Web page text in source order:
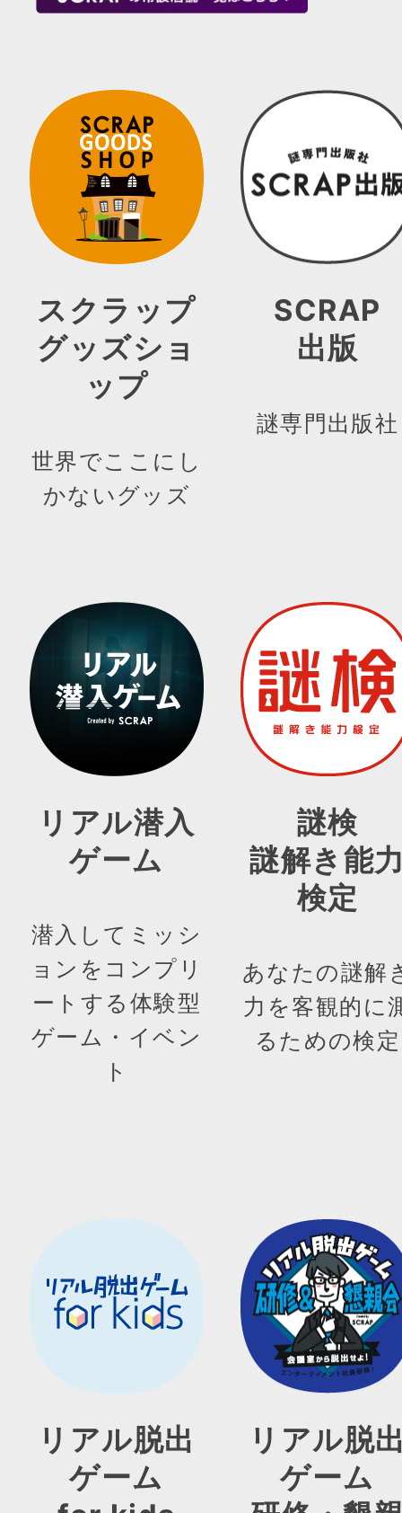
スクラップ
グッズショ
ップ
世界でここにし
かないグッズ
SCRAP
出版
謎専門出版社
リアル潜入
ゲーム
潜入してミッシ
ョンをコンプリ
ートする体験型
ゲーム・イベン
ト
謎検
謎解き能
検定
あなたの謎解
力を客観的に
るための検定
リアル脱出
ゲーム
リアル脱
ゲーム